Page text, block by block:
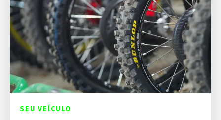
SEU VEÍCULO